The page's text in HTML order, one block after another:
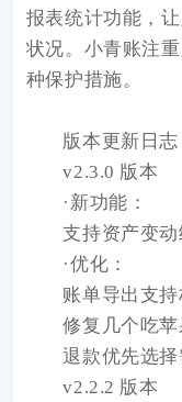
报表统计功能，
状况。小青账注
种保护措施。
版本更新日志
v2.3.0 版本
·新功能：
支持资产变动
·优化：
账单导出支
修复几个吃
退款优先选
v2.2.2 版本